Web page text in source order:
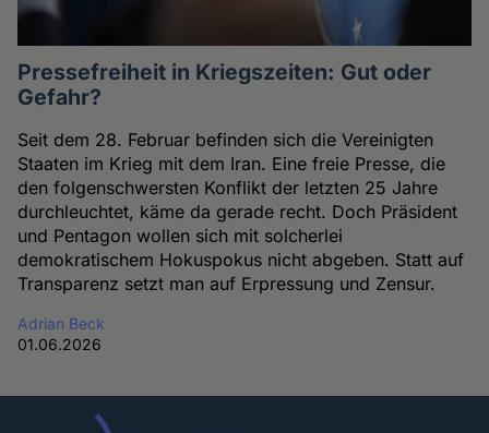
Pressefreiheit in Kriegszeiten: Gut oder
Gefahr?
Seit dem 28. Februar befinden sich die Vereinigten
Staaten im Krieg mit dem Iran. Eine freie Presse, die
den folgenschwersten Konflikt der letzten 25 Jahre
durchleuchtet, käme da gerade recht. Doch Präsident
und Pentagon wollen sich mit solcherlei
demokratischem Hokuspokus nicht abgeben. Statt auf
Transparenz setzt man auf Erpressung und Zensur.
Adrian Beck
01.06.2026